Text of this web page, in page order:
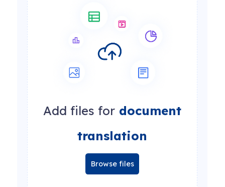
Add files for document
translation
Browse files